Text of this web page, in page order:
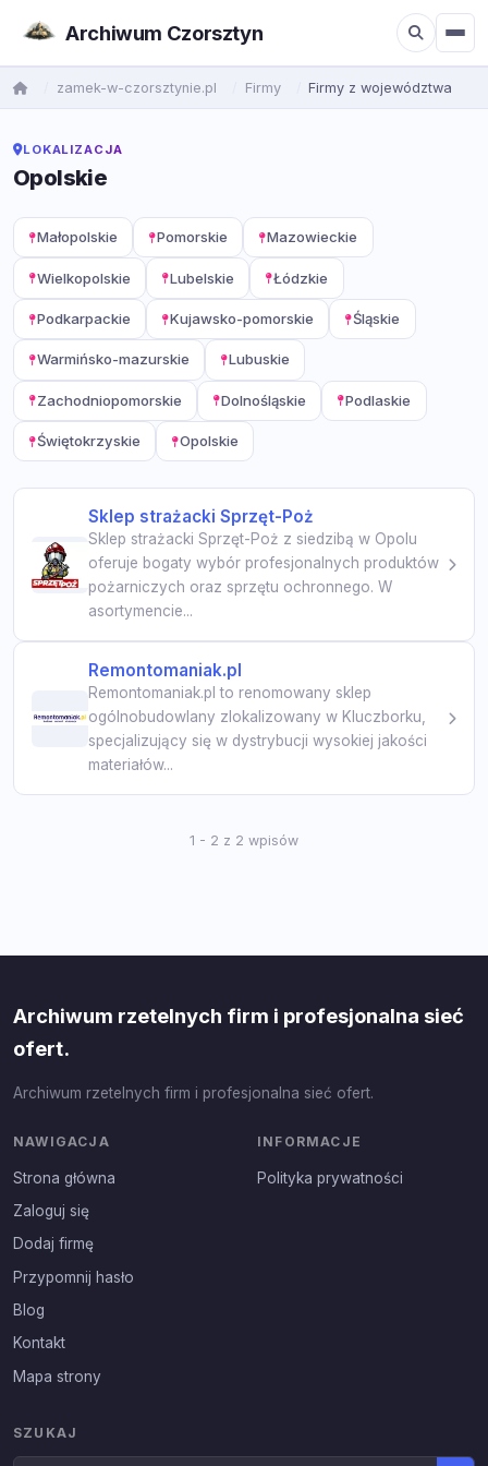
Archiwum Czorsztyn
zamek-w-czorsztynie.pl Firmy Firmy z województwa
LOKALIZACJA
Opolskie
Małopolskie Pomorskie Mazowieckie
Wielkopolskie Lubelskie Łódzkie
Podkarpackie Kujawsko-pomorskie Śląskie
Warmińsko-mazurskie Lubuskie
Zachodniopomorskie Dolnośląskie Podlaskie
Świętokrzyskie Opolskie
Sklep strażacki Sprzęt-Poż
Sklep strażacki Sprzęt-Poż z siedzibą w Opolu
oferuje bogaty wybór profesjonalnych produktów
pożarniczych oraz sprzętu ochronnego. W
asortymencie...
Remontomaniak.pl
Remontomaniak.pl to renomowany sklep
ogólnobudowlany zlokalizowany w Kluczborku,
specjalizujący się w dystrybucji wysokiej jakości
materiałów...
1 - 2 z 2 wpisów
Archiwum rzetelnych firm i profesjonalna sieć
ofert.
Archiwum rzetelnych firm i profesjonalna sieć ofert.
NAWIGACJA
Strona główna
Zaloguj się
Dodaj firmę
Przypomnij hasło
Blog
Kontakt
Mapa strony
INFORMACJE
Polityka prywatności
SZUKAJ